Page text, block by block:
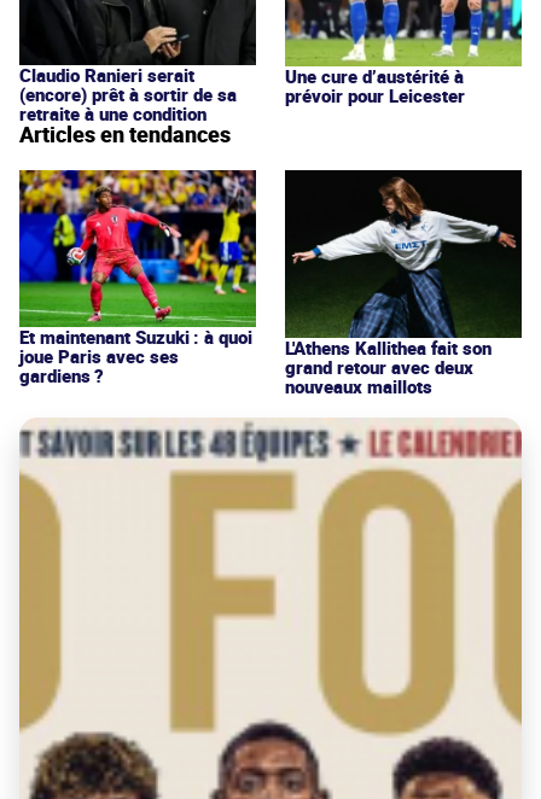
Claudio Ranieri serait
(encore) prêt à sortir de sa
retraite à une condition
Une cure d’austérité à
prévoir pour Leicester
Articles en tendances
Et maintenant Suzuki : à quoi
joue Paris avec ses
gardiens ?
L'Athens Kallithea fait son
grand retour avec deux
nouveaux maillots